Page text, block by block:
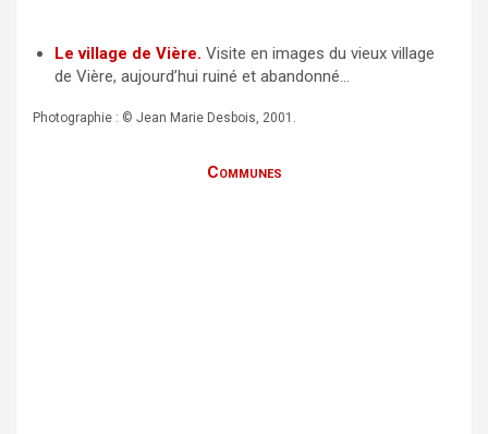
Le village de Vière. Visite en images du vieux village
de Vière, aujourd’hui ruiné et abandonné…
Photographie : © Jean Marie Desbois, 2001.
Communes